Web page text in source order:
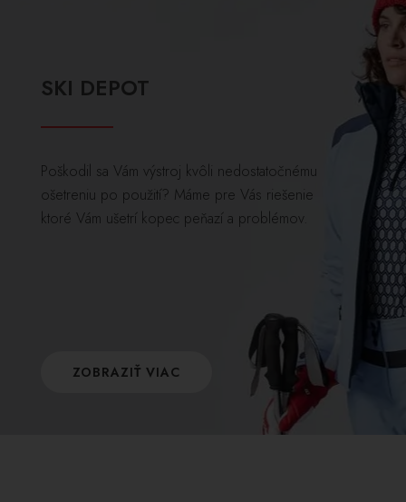
SKI DEPOT
Poškodil sa Vám výstroj kvôli nedostatočnému
ošetreniu po použití? Máme pre Vás riešenie
ktoré Vám ušetrí kopec peňazí a problémov.
ZOBRAZIŤ VIAC